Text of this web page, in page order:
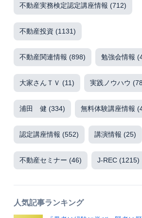
不動産実務検定認定講座情報 (712)
不動産投資 (1131)
不動産関連情報 (898) 勉強会情報
大家さんＴＶ (11) 実践ノウハウ
浦田 健 (334) 無料体験講座情報
認定講座情報 (552) 講演情報 (25)
不動産セミナー (46) J-REC (1215)
人気記事ランキング